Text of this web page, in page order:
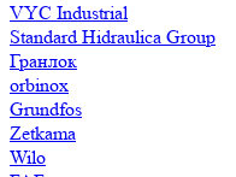
VYC Industrial
Standard Hidraulica Group
Гранлок
orbinox
Grundfos
Zetkama
Wilo